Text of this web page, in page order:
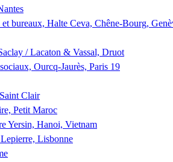
bureaux, Halte Ceva, Chêne-Bourg,
/ Lacaton & Vassal, Druot
Ourcq-Jaurès, Paris 19
Clair
Petit Maroc
Yersin, Hanoi, Vietnam
Lisbonne